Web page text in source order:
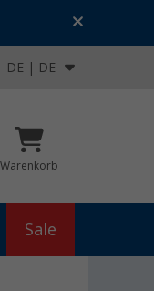
Abenteuer!
DE | DE
Warenkorb
Sale